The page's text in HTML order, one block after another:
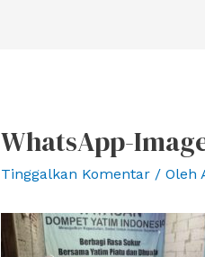
WhatsApp-
Tinggalkan Komentar / Oleh